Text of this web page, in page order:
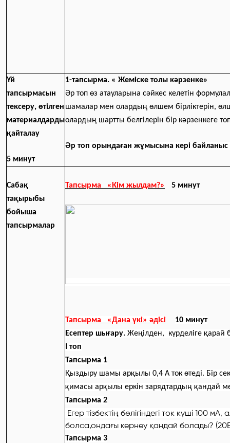
Үй
тапсырмасын
тексеру, өтілген
материалдарды
қайталау
5 минут
1-тапсырма. « Жеміске толы кәрзенке»
Әр топ өз атауларына сәйкес келетін
шамалар мен олардың өлшем бірліктерін,
олардың шартты белгілерін бір кәрзенкеге
Әр топ орындаған жұмысына кері байланыс
Сабақ
тақырыбы
бойыша
тапсырмалар
Тапсырма «Кім жылдам?» 5 минут
Тапсырма «Дана үкі» әдісі
10 минут
Есептер шығару. Жeңiлдeн, күрдeлiгe қарай
І топ
Тапсырма 1
Қыздыру шамы арқылы 0,4 А ток өтеді. Бір
қимасы арқылы еркін зарядтардың қандай
Тапсырма 2
Егер тізбектің бөлігіндегі ток күші 100 мА,
болса,ондағы кернеу қандай болады?
Тапсырма 3